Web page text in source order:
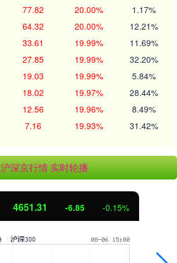
77.82 20.00% 1.17%
64.32 20.00% 12.21%
33.61 19.99% 11.69%
27.85 19.99% 32.20%
19.03 19.99% 5.84%
18.02 19.97% 28.44%
12.56 19.96% 8.49%
7.16 19.93% 31.42%
沪深京行情 实时轮播
4651.31 -6.85 -0.15%